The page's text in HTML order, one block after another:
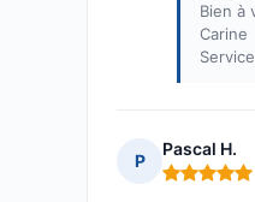
Bien à
Carine
P
Pascal H.
Note : 5 sur